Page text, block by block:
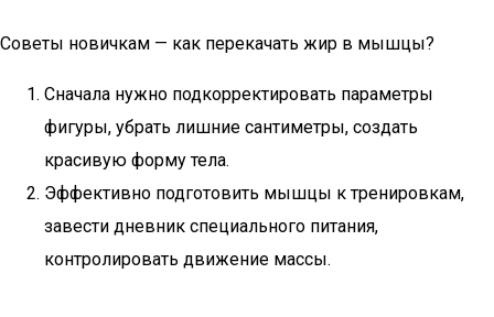
Советы новичкам — как перекачать жир в мышцы?
Сначала нужно подкорректировать параметры
фигуры, убрать лишние сантиметры, создать
красивую форму тела.
Эффективно подготовить мышцы к тренировкам,
завести дневник специального питания,
контролировать движение массы.